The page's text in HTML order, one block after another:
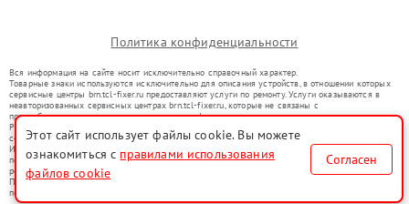
Политика конфиденциальности
Вся информация на сайте носит исключительно справочный характер.
Товарные знаки используются исключительно для описания устройств, в отношении которых
сервисные центры brn.tcl-fixer.ru предоставляют услуги по ремонту. Услуги оказываются в
неавторизованных сервисных центрах brn.tcl-fixer.ru, которые не связаны с
правообладателями товарных знаков или их официальными представителями.
Ремонт осуществляется для устройств, уже введенных в гражданский оборот в соответствии
со статьей 1487 ГК РФ.
Использование товарных знаков не преследует цели индивидуализации услуг или введения
потребителей в заблуждение, а служит для информирования о предоставляемых услугах по
ремонту техники указанных брендов.
Представленная на сайте информация не является публичной офертой, определяемой
положениями Статьи 437(2) Гражданского кодекса РФ
Этот сайт использует файлы cookie. Вы можете
ознакомиться с правилами использования
файлов cookie
Согласен